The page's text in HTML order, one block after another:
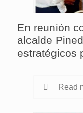
En reunión
alcalde
estratégicos
Read